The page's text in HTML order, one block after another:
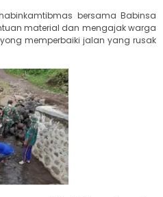
bersama Babinsa
material dan mengajak warga
memperbaiki jalan yang rusak